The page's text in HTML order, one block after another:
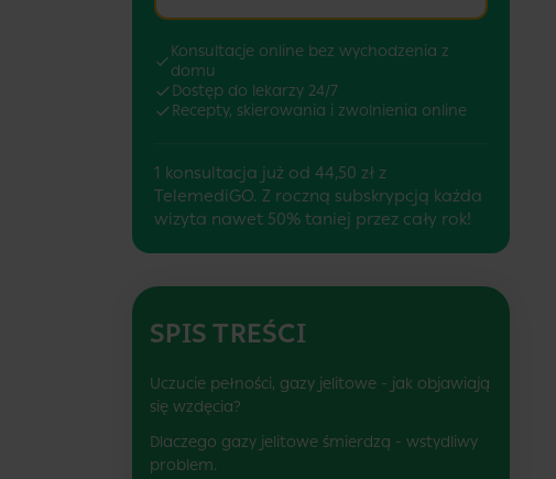
Konsultacje online bez wychodzenia z
domu
Dostęp do lekarzy 24/7
Recepty, skierowania i zwolnienia online
1 konsultacja już od 44,50 zł z
TelemediGO. Z roczną subskrypcją każda
wizyta nawet 50% taniej przez cały rok!
SPIS TREŚCI
Uczucie pełności, gazy jelitowe - jak objawiają
się wzdęcia?
Dlaczego gazy jelitowe śmierdzą - wstydliwy
problem.